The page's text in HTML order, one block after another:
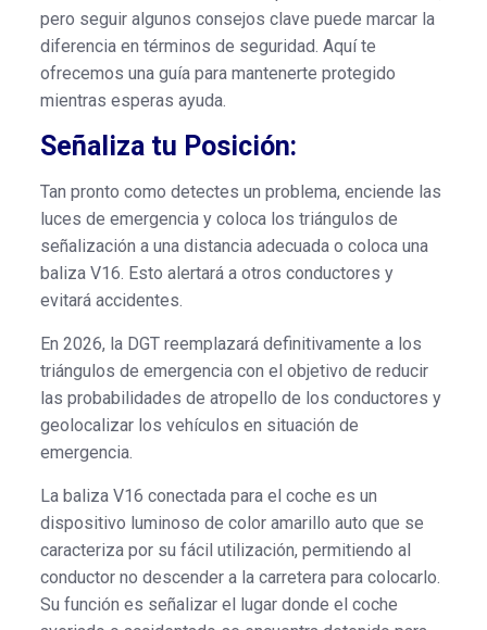
pero seguir algunos consejos clave puede marcar la
diferencia en términos de seguridad. Aquí te
ofrecemos una guía para mantenerte protegido
mientras esperas ayuda.
Señaliza tu Posición:
Tan pronto como detectes un problema, enciende las
luces de emergencia y coloca los triángulos de
señalización a una distancia adecuada o coloca una
baliza V16. Esto alertará a otros conductores y
evitará accidentes.
En 2026, la DGT reemplazará definitivamente a los
triángulos de emergencia con el objetivo de reducir
las probabilidades de atropello de los conductores y
geolocalizar los vehículos en situación de
emergencia.
La baliza V16 conectada para el coche es un
dispositivo luminoso de color amarillo auto que se
caracteriza por su fácil utilización, permitiendo al
conductor no descender a la carretera para colocarlo.
Su función es señalizar el lugar donde el coche